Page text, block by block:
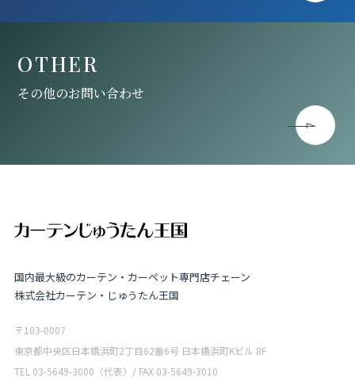
OTHER
その他のお問い合わせ
国内最大級のカーテン・カーペット専門店チェーン
株式会社カーテン・じゅうたん王国
〒103-0007
東京都中央区日本橋浜町2丁目62番6号 日本橋浜町Kビル 8F
TEL 03-5649-3000（代表）/ FAX 03-5649-3010